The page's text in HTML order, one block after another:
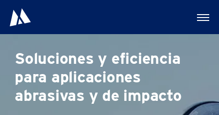
Soluciones y eficiencia
para aplicaciones
abrasivas y de impacto